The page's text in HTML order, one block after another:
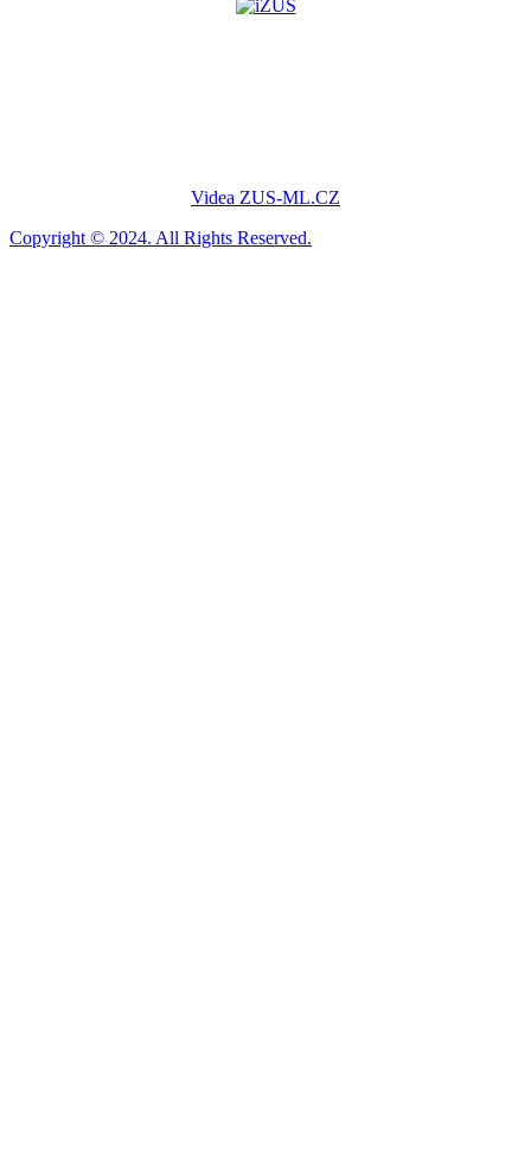
Videa ZUS-ML.CZ
Copyright © 2024. All Rights Reserved.